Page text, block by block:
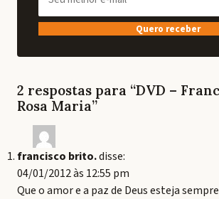
Quero receber
2 respostas para “DVD –
Rosa Maria”
francisco brito.disse:
04/01/2012 às 12:55 pm
Que o amor e a paz de Deus esteja